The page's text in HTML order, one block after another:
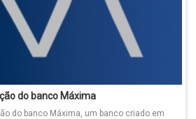
do banco Máxima
do banco Máxima, um banco criado em